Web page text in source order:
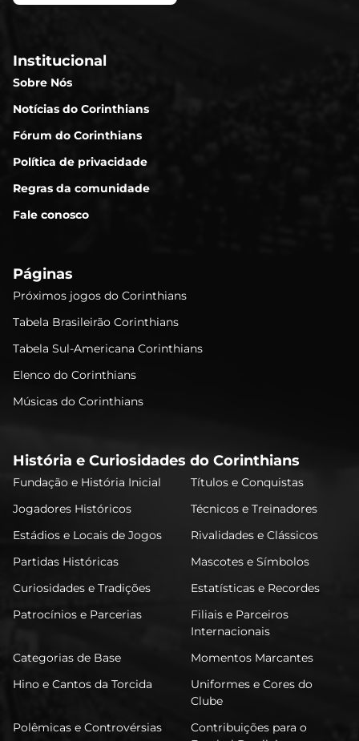
Institucional
Sobre Nós
Notícias do Corinthians
Fórum do Corinthians
Política de privacidade
Regras da comunidade
Fale conosco
Páginas
Próximos jogos do Corinthians
Tabela Brasileirão Corinthians
Tabela Sul-Americana Corinthians
Elenco do Corinthians
Músicas do Corinthians
História e Curiosidades do Corinthians
Fundação e História Inicial
Títulos e Conquistas
Jogadores Históricos
Técnicos e Treinadores
Estádios e Locais de Jogos
Rivalidades e Clássicos
Partidas Históricas
Mascotes e Símbolos
Curiosidades e Tradições
Estatísticas e Recordes
Patrocínios e Parcerias
Filiais e Parceiros
Internacionais
Categorias de Base
Momentos Marcantes
Hino e Cantos da Torcida
Uniformes e Cores do
Clube
Polêmicas e Controvérsias
Contribuições para o